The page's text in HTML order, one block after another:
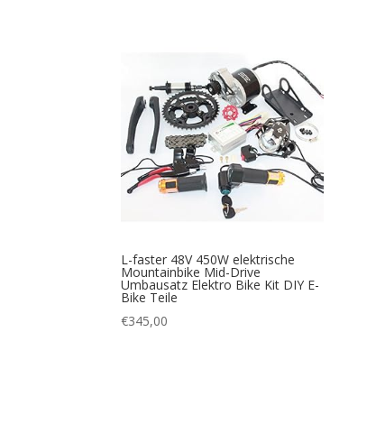
L-faster 48V 450W elektrische
Mountainbike Mid-Drive
Umbausatz Elektro Bike Kit DIY E-
Bike Teile
€345,00